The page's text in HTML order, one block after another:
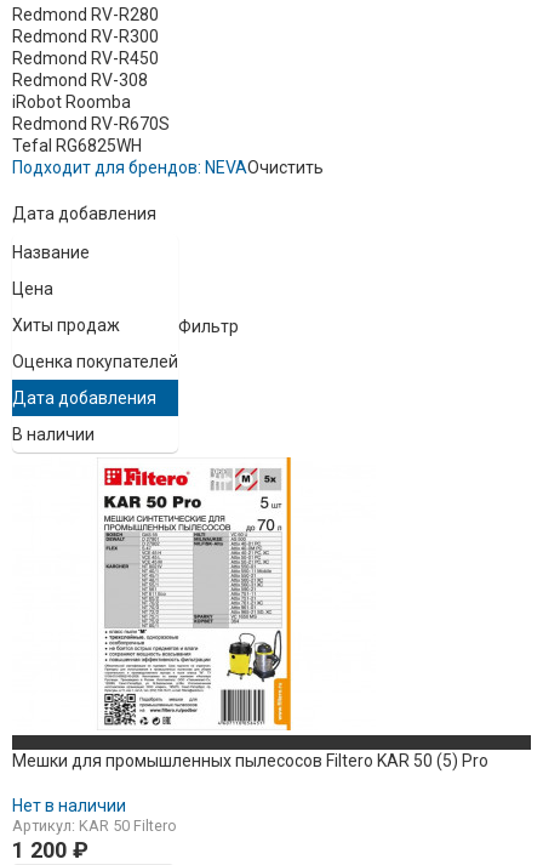
Redmond RV-R280
Redmond RV-R300
Redmond RV-R450
Redmond RV-308
iRobot Roomba
Redmond RV-R670S
Tefal RG6825WH
Подходит для брендов: NEVAОчистить
Дата добавления
Название
Цена
Хиты продаж
Оценка покупателей
Дата добавления
В наличии
Фильтр
Мешки для промышленных пылесосов Filtero KAR 50 (5) Pro
Нет в наличии
Артикул: KAR 50 Filtero
1 200 ₽